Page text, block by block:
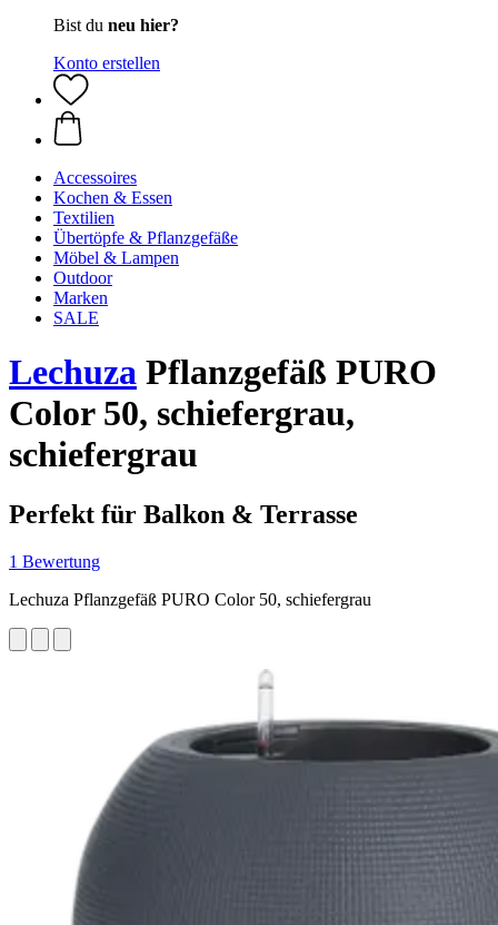
Bist du neu hier?
Konto erstellen
Accessoires
Kochen & Essen
Textilien
Übertöpfe & Pflanzgefäße
Möbel & Lampen
Outdoor
Marken
SALE
Lechuza Pflanzgefäß PURO
Color 50, schiefergrau,
schiefergrau
Perfekt für Balkon & Terrasse
1 Bewertung
Lechuza Pflanzgefäß PURO Color 50, schiefergrau